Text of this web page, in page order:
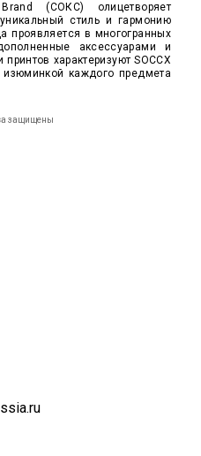
(СОКС) олицетворяет
стиль и гармонию
проявляется в многогранных
аксессуарами и
характеризуют SOCCX
изюминкой каждого предмета
защищены